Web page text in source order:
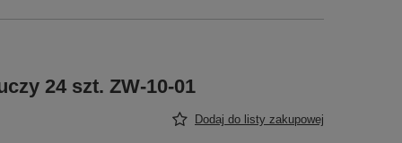
24 szt. ZW-10-01
Dodaj do listy zakupowej